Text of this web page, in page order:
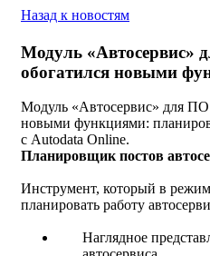
Назад к новостям
Модуль «Автосервис»
обогатился новыми
Модуль «Автосервис» для
новыми функциями:
с Autodata Online.
Планировщик постов
Инструмент, который в
планировать работу
Наглядное